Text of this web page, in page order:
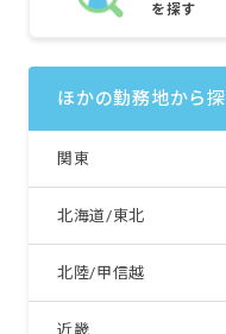
を探す
ほかの勤務地から
関東
北海道/東北
北陸/甲信越
近畿